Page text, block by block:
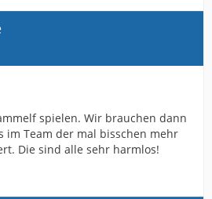
spielen. Wir brauchen dann
im Team der mal bisschen mehr
Die sind alle sehr harmlos!